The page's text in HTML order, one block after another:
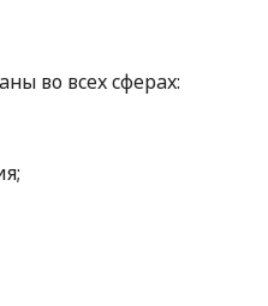
во всех сферах: